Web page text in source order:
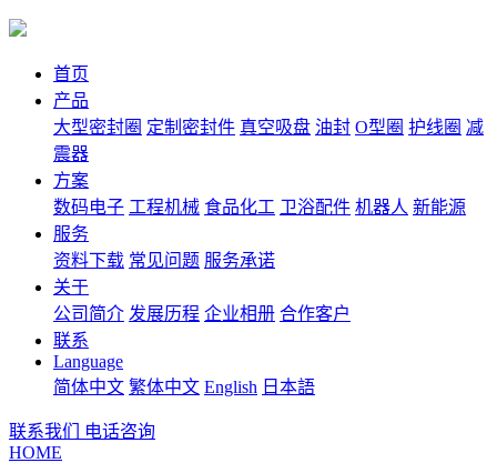
首页
产品
大型密封圈 定制密封件 真空吸盘 油封 O型圈 护线圈 减
震器
方案
数码电子 工程机械 食品化工 卫浴配件 机器人 新能源
服务
资料下载 常见问题 服务承诺
关于
公司简介 发展历程 企业相册 合作客户
联系
Language
简体中文 繁体中文 English 日本語
联系我们
电话咨询
HOME